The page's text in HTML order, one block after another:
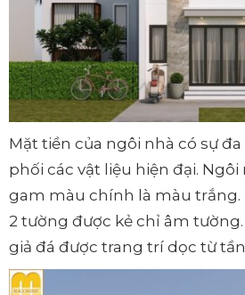
Mặt tiền của ngôi nhà có sự
phối các vật liệu hiện đại.
gam màu chính là màu trắng.
2 tường được kẻ chỉ âm
giả đá được trang trí dọc từ